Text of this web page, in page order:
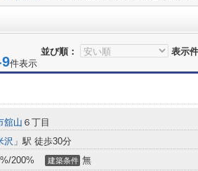
並び順：
表示
件表示
舘山 ６丁目
沢 」駅 徒歩30分
200% 建築条件 無